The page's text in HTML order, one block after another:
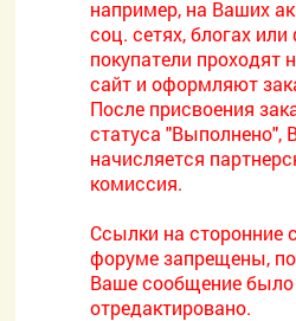
например, на Ваших
соц. сетях, блогах
покупатели проходят
сайт и оформляют
После присвоения
статуса "Выполнено",
начисляется
комиссия.
Ссылки на сторонние
форуме запрещены,
Ваше сообщение было
отредактировано.